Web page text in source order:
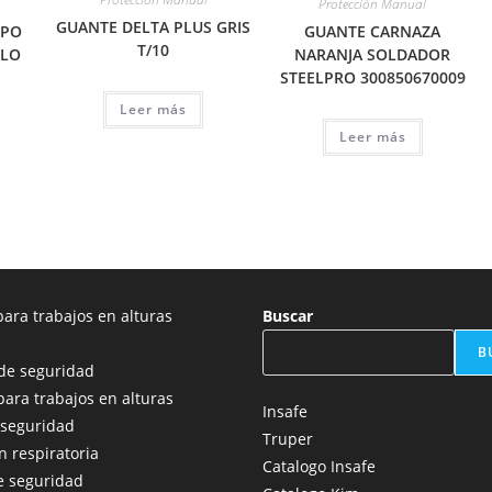
GUANTE DELTA PLUS GRIS
T/10
Leer más
GUANTE CARNAZA
NARANJA SOLDADOR
STEELPRO 300850670009
Leer más
trabajos en alturas
seguridad
trabajos en alturas
respiratoria
seguridad
Buscar
Insafe
Truper
Catalogo Insafe